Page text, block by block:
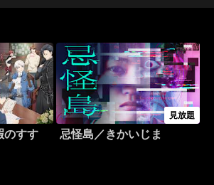
のすす
見放題
忌怪島／きかいじま